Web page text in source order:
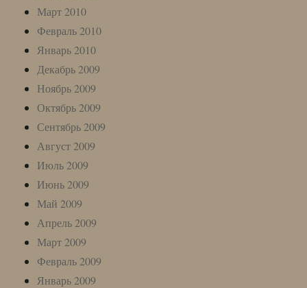
Март 2010
Февраль 2010
Январь 2010
Декабрь 2009
Ноябрь 2009
Октябрь 2009
Сентябрь 2009
Август 2009
Июль 2009
Июнь 2009
Май 2009
Апрель 2009
Март 2009
Февраль 2009
Январь 2009